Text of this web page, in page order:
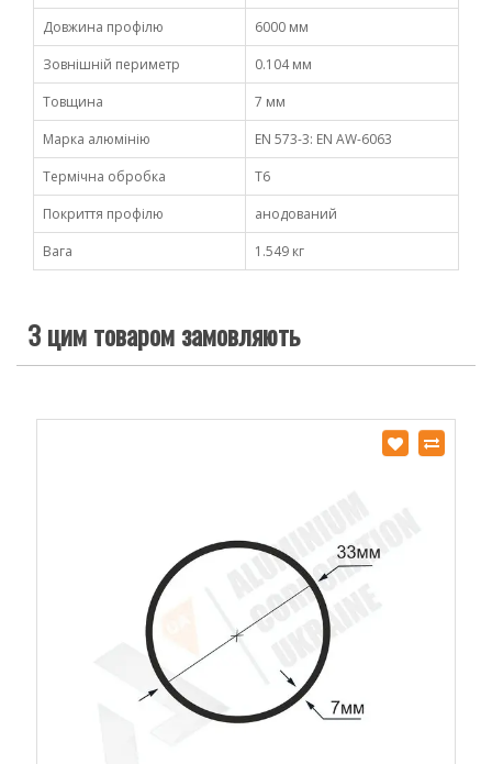
Довжина профілю
6000 мм
Зовнішній периметр
0.104 мм
Товщина
7 мм
Марка алюмінію
EN 573-3: EN AW-6063
Термічна обробка
Т6
Покриття профілю
анодований
Вага
1.549 кг
З цим товаром замовляють